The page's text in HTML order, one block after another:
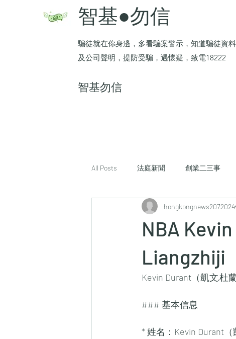
智基●勿信
騙徒就在你身邊，多看騙案警示，知道騙徒資
及公司聲明，提防受騙，遇懷疑，致電18222
​智基勿信
All Posts 法庭新聞 創業二三事
NBA
Liangzhiji
hongkongnews207
Kevin Durant（凱文·杜
### 基本信息
* 姓名：Kevin Durant（